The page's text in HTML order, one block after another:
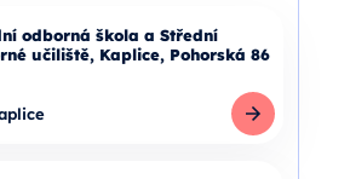
odborná škola a Střední
učiliště, Kaplice, Pohorská 86